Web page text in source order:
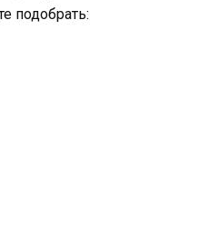
подобрать: